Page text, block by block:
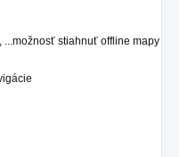
...možnosť stiahnuť offline mapy